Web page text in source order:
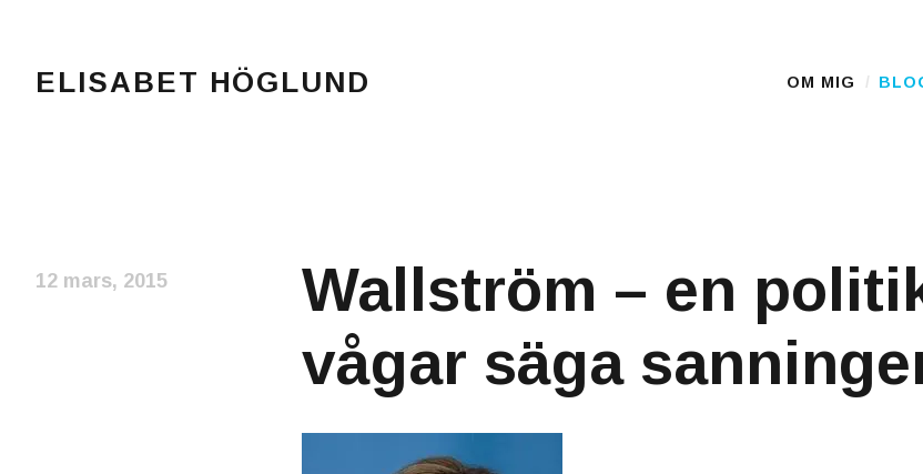
ELISABET HÖGLUND Main Menu
OM MIG
Wallström – en
vågar säga
12 mars, 2015